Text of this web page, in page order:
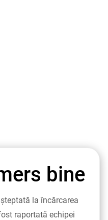
bine
la încărcarea
raportată echipei